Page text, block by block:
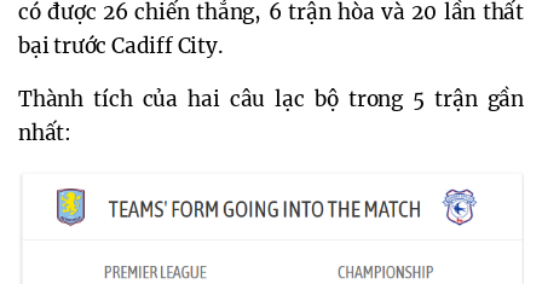
có được 26 chiến thắng, 6 trận hòa và 20 lần thất
bại trước Cadiff City.
Thành tích của hai câu lạc bộ trong 5 trận gần
nhất: